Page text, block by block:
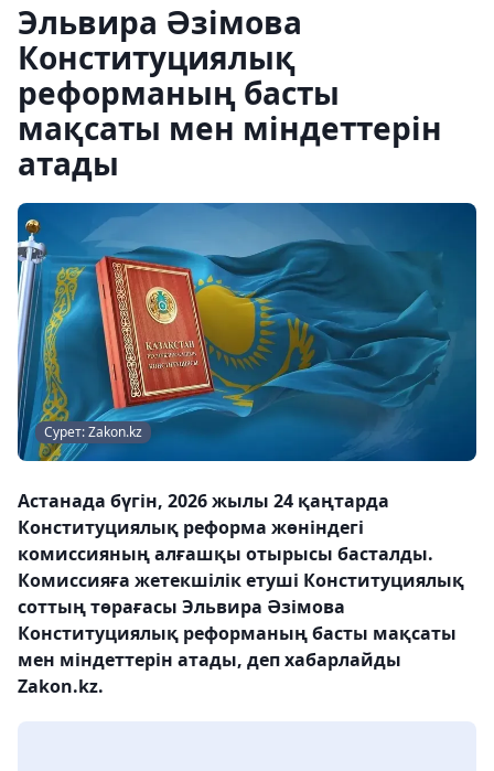
Эльвира Әзімова
Конституциялық
реформаның басты
мақсаты мен міндеттерін
атады
Сурет: Zakon.kz
Астанада бүгін, 2026 жылы 24 қаңтарда
Конституциялық реформа жөніндегі
комиссияның алғашқы отырысы басталды.
Комиссияға жетекшілік етуші Конституциялық
соттың төрағасы Эльвира Әзімова
Конституциялық реформаның басты мақсаты
мен міндеттерін атады, деп хабарлайды
Zakon.kz.